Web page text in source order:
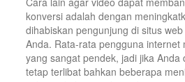
konversi adalah dengan
dihabiskan pengunjung di situs
Anda. Rata-rata pengguna internet
yang sangat pendek, jadi jika
tetap terlibat bahkan beberapa